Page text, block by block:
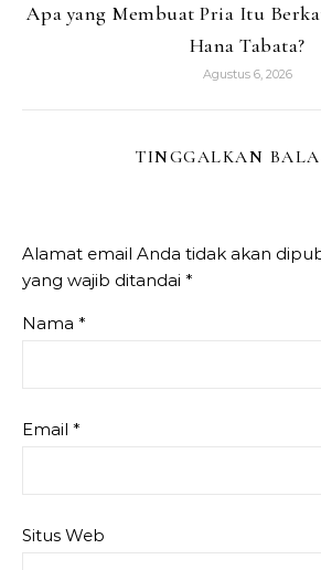
Apa yang Membuat Pria Itu
Hana Tabata?
Agustus 6, 2026
TINGGALKAN
Alamat email Anda tidak akan
yang wajib ditandai *
Nama *
Email *
Situs Web